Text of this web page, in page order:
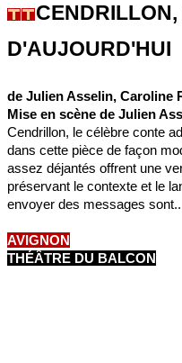
D'AUJOURD'HUI
de Julien Asselin, Caroline
Mise en scène de Julien
Cendrillon, le célèbre conte
dans cette pièce de façon
assez déjantés offrent une
préservant le contexte et le
envoyer des messages
AVIGNON
THÉÂTRE DU BALCON